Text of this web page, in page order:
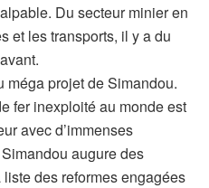
Du secteur minier en
et les transports, il y a du
méga projet de Simandou.
fer inexploité au monde est
avec d’immenses
augure des
des reformes engagées